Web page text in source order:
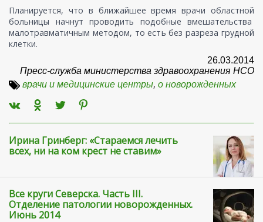
Планируется, что в ближайшее время врачи областной
больницы начнут проводить подобные вмешательства
малотравматичным методом, то есть без разреза грудной
клетки.
26.03.2014
Пресс-служба министерства здравоохранения НСО
врачи и медицинские центры, о новорожденных
Ирина Гринберг: «Стараемся лечить
всех, ни на ком крест не ставим»
Все круги Северска. Часть III.
Отделение патологии новорожденных.
Июнь 2014